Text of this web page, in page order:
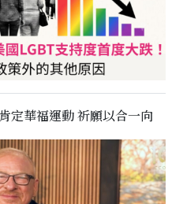
定華福運動 祈願以合一向